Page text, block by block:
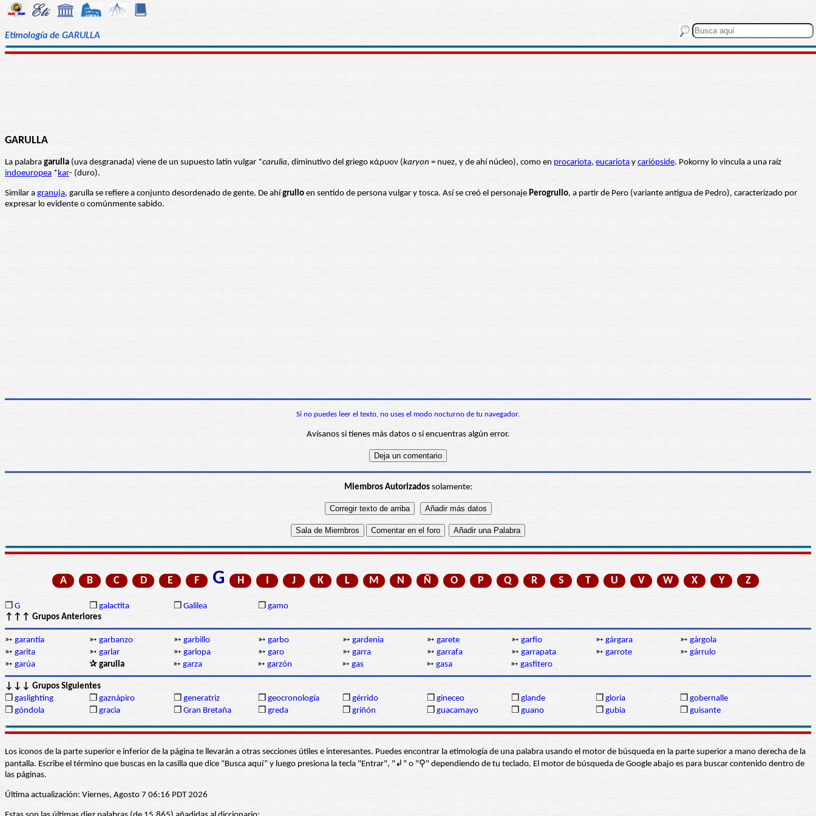
Etimología de GARULLA
GARULLA
La palabra garulla (uva desgranada) viene de un supuesto latín vulgar *carulia, diminutivo del griego κάρυον (karyon = nuez, y de ahí núcleo), como en procariota, eucariota y cariópside. Pokorny lo vincula a una raíz
indoeuropea *kar- (duro).
Similar a granuja, garulla se refiere a conjunto desordenado de gente. De ahí grullo en sentido de persona vulgar y tosca. Así se creó el personaje Perogrullo, a partir de Pero (variante antigua de Pedro), caracterizado por
expresar lo evidente o comúnmente sabido.
Si no puedes leer el texto, no uses el modo nocturno de tu navegador.
Avísanos si tienes más datos o si encuentras algún error.
Miembros Autorizadossolamente:
A B C D E F G H I J K L M N Ñ O P Q R S T U V W X Y Z
❒ G ❒ galactita ❒ Galilea ❒ gamo
↑↑↑ Grupos Anteriores
➳ garantía ➳ garbanzo ➳ garbillo ➳ garbo ➳ gardenia ➳ garete ➳ garfio ➳ gárgara ➳ gárgola
➳ garita ➳ garlar ➳ garlopa ➳ garo ➳ garra ➳ garrafa ➳ garrapata ➳ garrote ➳ gárrulo
➳ garúa ✰ garulla ➳ garza ➳ garzón ➳ gas ➳ gasa ➳ gasfitero
↓↓↓ Grupos Siguientes
❒ gaslighting ❒ gaznápiro ❒ generatriz ❒ geocronología ❒ gérrido ❒ gineceo ❒ glande ❒ gloria ❒ gobernalle
❒ góndola ❒ gracia ❒ Gran Bretaña ❒ greda ❒ griñón ❒ guacamayo ❒ guano ❒ gubia ❒ guisante
Los iconos de la parte superior e inferior de la página te llevarán a otras secciones útiles e interesantes. Puedes encontrar la etimología de una palabra usando el motor de búsqueda en la parte superior a mano derecha de la
pantalla. Escribe el término que buscas en la casilla que dice “Busca aquí” y luego presiona la tecla "Entrar", "↲" o "⚲" dependiendo de tu teclado. El motor de búsqueda de Google abajo es para buscar contenido dentro de
las páginas.
Última actualización: Viernes, Agosto 7 06:16 PDT 2026